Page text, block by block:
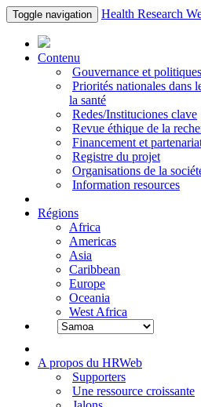
Toggle navigation Health Research
Contenu
Gouvernance et politiques
Priorités nationales dans
la santé
Redes/Instituciones clave
Revue éthique de la
Financement et
Registre du projet
Organisations de la
Information resources
Régions
Africa
Americas
Asia
Caribbean
Europe
Oceania
West Africa
A propos du HRWeb
Supporters
Une ressource croissante